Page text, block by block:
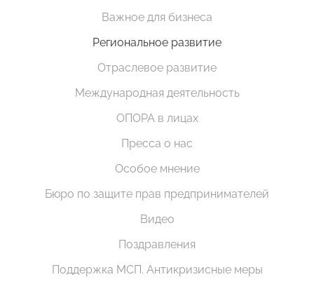
Важное для бизнеса
Региональное развитие
Отраслевое развитие
Международная деятельность
ОПОРА в лицах
Пресса о нас
Особое мнение
Бюро по защите прав предпринимателей
Видео
Поздравления
Поддержка МСП. Антикризисные меры